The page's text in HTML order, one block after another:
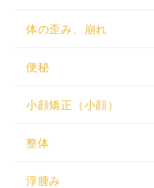
体の歪み、崩れ
便秘
小顔矯正（小顔）
整体
浮腫み